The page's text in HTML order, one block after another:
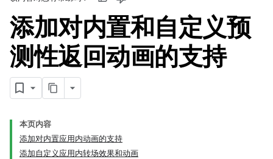
添加对内置和自定义预
测性返回动画的支持
本页内容
添加对内置应用内动画的支持
添加自定义应用内转场效果和动画